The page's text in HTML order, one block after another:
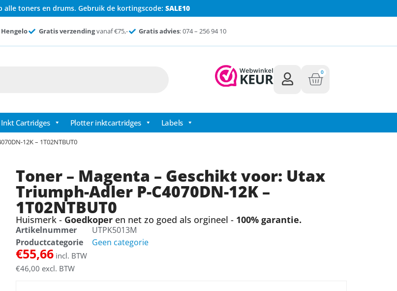
alle toners en drums. Gebruik de kortingscode: SALE10
Hengelo Gratis verzendingvanaf €75,- Gratis advies: 074 – 256 94 10
0
Inkt Cartridges Plotter inktcartridges Labels
12K – 1T02NTBUT0
Toner – Magenta – Geschikt voor: Utax
Triumph-Adler P-C4070DN-12K –
1T02NTBUT0
Huismerk - Goedkoperen net zo goed als orgineel - 100% garantie.
Artikelnummer
UTPK5013M
Productcategorie
Geen categorie
€55,66incl. BTW
€46,00 excl. BTW